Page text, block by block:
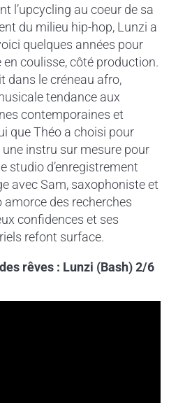
l’upcycling au coeur de sa
du milieu hip-hop, Lunzi a
quelques années pour
coulisse, côté production.
dans le créneau afro,
tendance aux
contemporaines et
que Théo a choisi pour
une instru sur mesure pour
studio d’enregistrement
avec Sam, saxophoniste et
amorce des recherches
confidences et ses
refont surface.
rêves : Lunzi (Bash) 2/6